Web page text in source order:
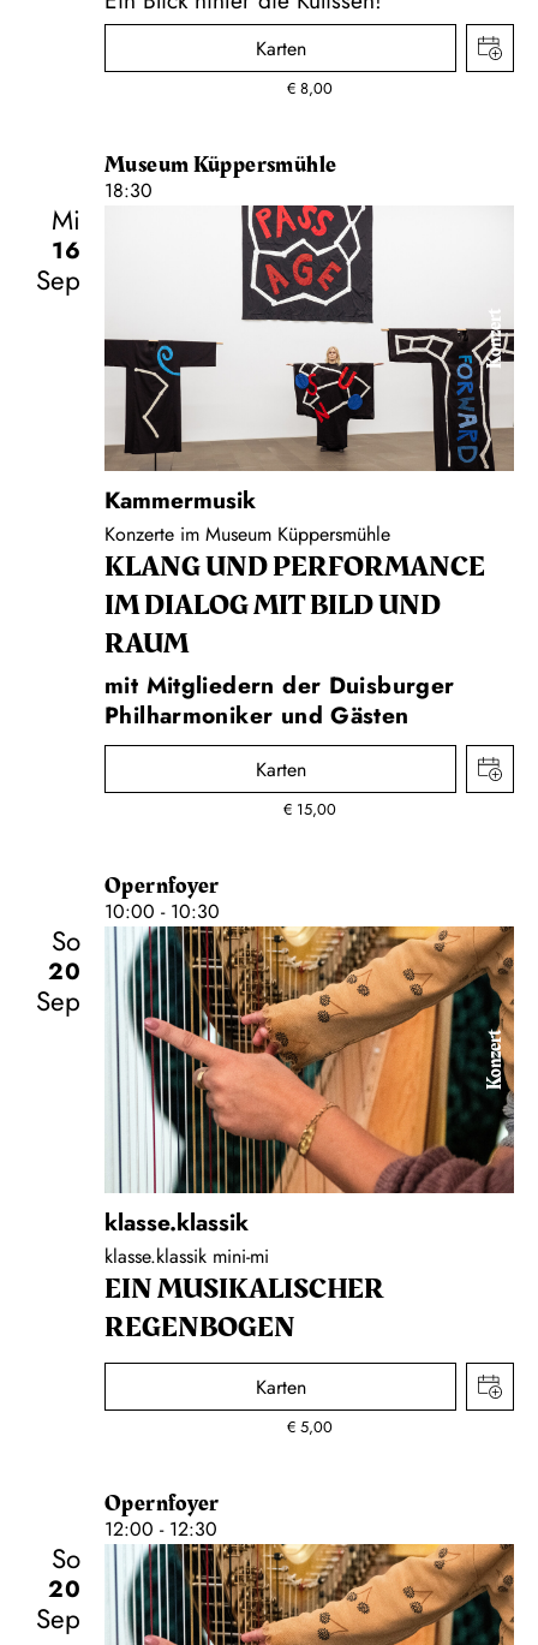
Karten
€ 8,00
Museum Küppersmühle
18:30
Mi
16
Sep
Konzert
Kammermusik
Konzerte im Museum Küppersmühle
KLANG UND PERFORMANCE
IM DIALOG MIT BILD UND
RAUM
mit Mitgliedern der Duisburger
Philharmoniker und Gästen
Karten
€ 15,00
Opernfoyer
10:00 - 10:30
So
20
Sep
Konzert
klasse.klassik
klasse.klassik mini-mi
EIN MUSIKALISCHER
REGENBOGEN
Karten
€ 5,00
Opernfoyer
12:00 - 12:30
So
20
Sep